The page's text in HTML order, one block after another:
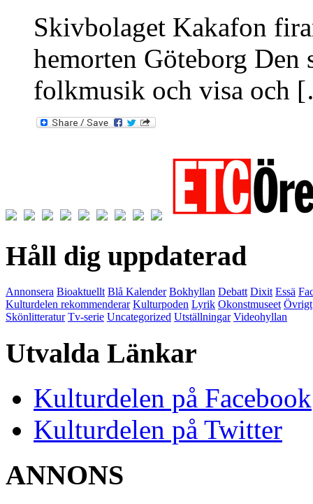
Skivbolaget Kakafon
hemorten Göteborg Den
folkmusik och visa och
Håll dig uppdaterad
Annonsera Bioaktuellt Blå Kalender Bokhyllan Debatt Dixit Essä
Kulturdelen rekommenderar Kulturpoden Lyrik Okonstmuseet Övrigt
Skönlitteratur Tv-serie Uncategorized Utställningar Videohyllan
Utvalda Länkar
Kulturdelen på Facebook
Kulturdelen på Twitter
ANNONS